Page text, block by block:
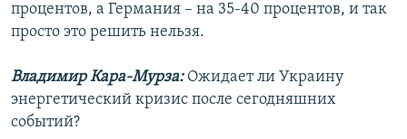
процентов, а Германия – на 35-40 процентов, и так
просто это решить нельзя.
Владимир Кара-Мурза: Ожидает ли Украину
энергетический кризис после сегодняшних
событий?